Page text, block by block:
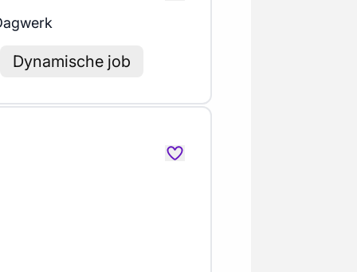
Dynamische job